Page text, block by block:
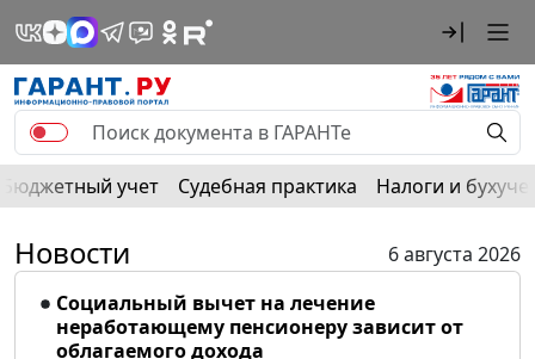
Бюджетный учет Судебная практика Налоги и
Новости
6 августа 2026
Социальный вычет на лечение
неработающему пенсионеру зависит от
облагаемого дохода